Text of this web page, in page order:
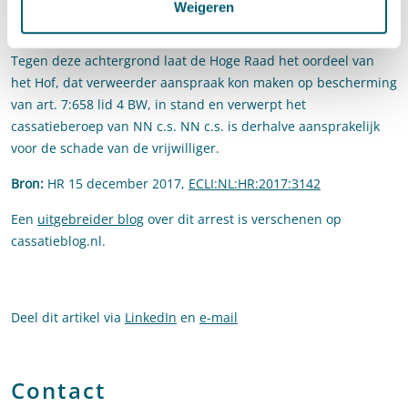
Weigeren
Tegen deze achtergrond laat de Hoge Raad het oordeel van
het Hof, dat verweerder aanspraak kon maken op bescherming
van art. 7:658 lid 4 BW, in stand en verwerpt het
cassatieberoep van NN c.s. NN c.s. is derhalve aansprakelijk
voor de schade van de vrijwilliger.
Bron: HR 15 december 2017, ECLI:NL:HR:2017:3142
Een uitgebreider blog over dit arrest is verschenen op
cassatieblog.nl.
Deel dit artikel via LinkedIn en e-mail
Contact